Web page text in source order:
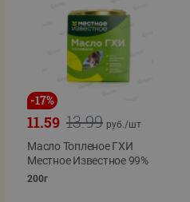
-17%
13.99
11.59 руб./шт
Масло Топленое ГХИ
Местное Известное 99%
200г